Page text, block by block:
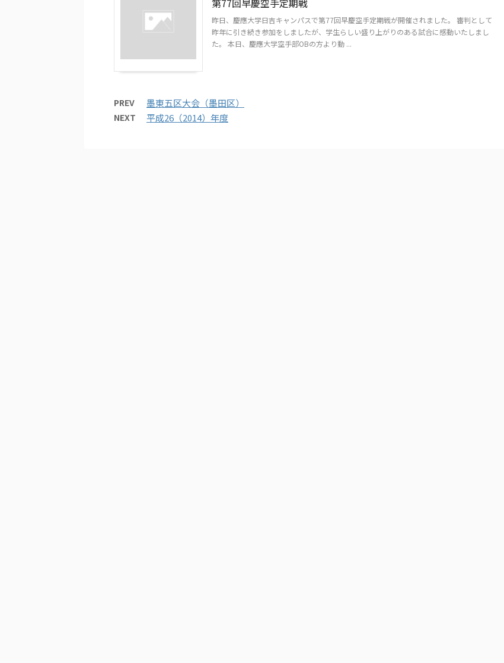
第77回早慶空手定期戦
昨日、慶應大学日吉キャンパスで第77回早慶空手定期戦が開催されました。 審判として
昨年に引き続き参加をしましたが、学生らしい盛り上がりのある試合に感動いたしまし
た。 本日、慶應大学空手部OBの方より動 ...
PREV 墨東五区大会（墨田区）
NEXT 平成26（2014）年度